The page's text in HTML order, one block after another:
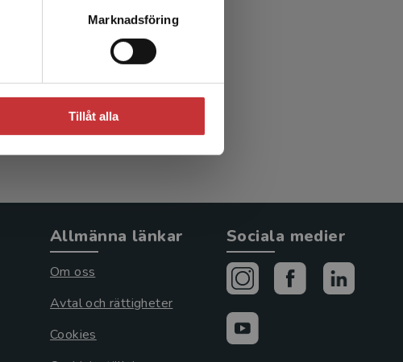
Marknadsföring
Tillåt alla
Allmänna länkar
Om oss
Avtal och rättigheter
Cookies
Sociala medier